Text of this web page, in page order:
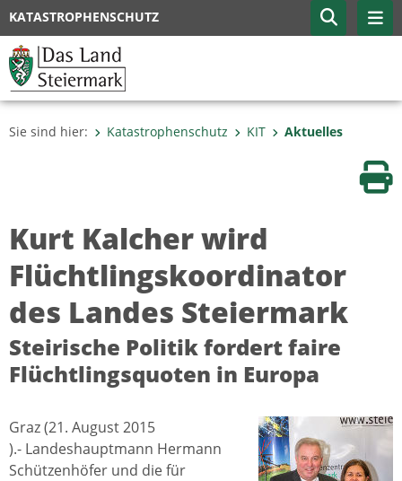
KATASTROPHENSCHUTZ
Sie sind hier: Katastrophenschutz KIT Aktuelles
Kurt Kalcher wird
Flüchtlingskoordinator
des Landes Steiermark
Steirische Politik fordert faire
Flüchtlingsquoten in Europa
Graz (21. August 2015
).- Landeshauptmann Hermann
Schützenhöfer und die für